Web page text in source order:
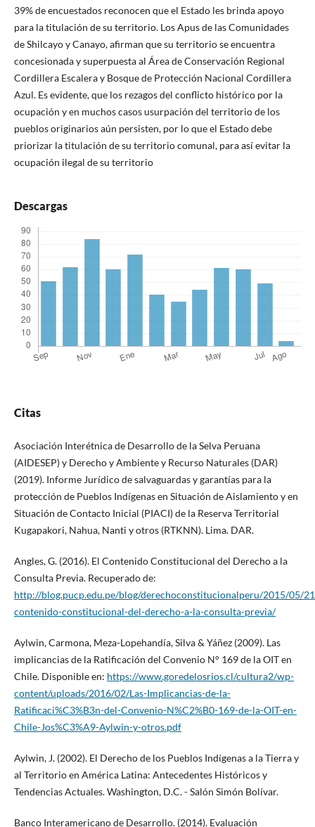
39% de encuestados reconocen que el Estado les brinda apoyo
para la titulación de su territorio. Los Apus de las Comunidades
de Shilcayo y Canayo, afirman que su territorio se encuentra
concesionada y superpuesta al Área de Conservación Regional
Cordillera Escalera y Bosque de Protección Nacional Cordillera
Azul. Es evidente, que los rezagos del conflicto histórico por la
ocupación y en muchos casos usurpación del territorio de los
pueblos originarios aún persisten, por lo que el Estado debe
priorizar la titulación de su territorio comunal, para así evitar la
ocupación ilegal de su territorio
Descargas
Citas
Asociación Interétnica de Desarrollo de la Selva Peruana
(AIDESEP) y Derecho y Ambiente y Recurso Naturales (DAR)
(2019). Informe Jurídico de salvaguardas y garantías para la
protección de Pueblos Indígenas en Situación de Aislamiento y en
Situación de Contacto Inicial (PIACI) de la Reserva Territorial
Kugapakori, Nahua, Nanti y otros (RTKNN). Lima. DAR.
Angles, G. (2016). El Contenido Constitucional del Derecho a la
Consulta Previa. Recuperado de:
http://blog.pucp.edu.pe/blog/derechoconstitucionalperu/2015/05/
contenido-constitucional-del-derecho-a-la-consulta-previa/
Aylwin, Carmona, Meza-Lopehandía, Silva & Yáñez (2009). Las
implicancias de la Ratificación del Convenio N° 169 de la OIT en
Chile. Disponible en: https://www.goredelosrios.cl/cultura2/wp-
content/uploads/2016/02/Las-Implicancias-de-la-
Ratificaci%C3%B3n-del-Convenio-N%C2%B0-169-de-la-OIT-en-
Chile-Jos%C3%A9-Aylwin-y-otros.pdf
Aylwin, J. (2002). El Derecho de los Pueblos Indígenas a la Tierra y
al Territorio en América Latina: Antecedentes Históricos y
Tendencias Actuales. Washington, D.C. - Salón Simón Bolívar.
Banco Interamericano de Desarrollo. (2014). Evaluación